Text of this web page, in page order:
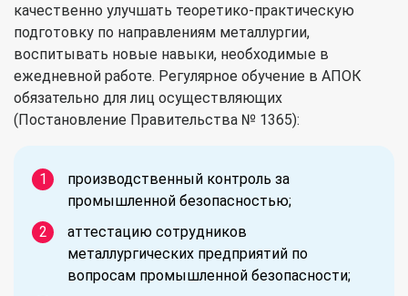
качественно улучшать теоретико-практическую
подготовку по направлениям металлургии,
воспитывать новые навыки, необходимые в
ежедневной работе. Регулярное обучение в АПОК
обязательно для лиц осуществляющих
(Постановление Правительства № 1365):
производственный контроль за
промышленной безопасностью;
аттестацию сотрудников
металлургических предприятий по
вопросам промышленной безопасности;